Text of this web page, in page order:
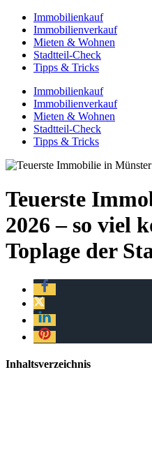
Immobilienkauf
Immobilienverkauf
Mieten & Wohnen
Stadtteil-Check
Tipps & Tricks
Immobilienkauf
Immobilienverkauf
Mieten & Wohnen
Stadtteil-Check
Tipps & Tricks
Teuerste
2026 – so viel
Toplage der
Inhaltsverzeichnis